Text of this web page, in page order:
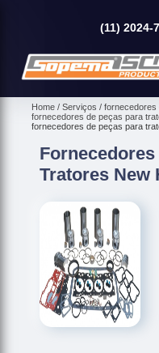
(11) 2024-
Home Serviços
fornecedores
fornecedores de peças para
fornecedores de peças para
Tratores New